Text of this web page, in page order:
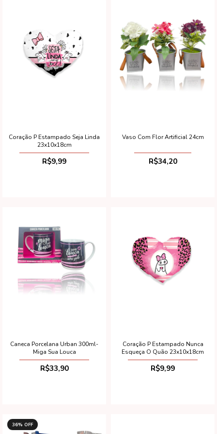
Coração P Estampado Seja Linda
23x10x18cm
R$9,99
Vaso Com Flor Artificial 24cm
R$34,20
Caneca Porcelana Urban 300ml-
Miga Sua Louca
R$33,90
Coração P Estampado Nunca
Esqueça O Quão 23x10x18cm
R$9,99
36% OFF